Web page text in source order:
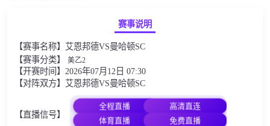
赛事说明
【赛事名称】艾恩邦德VS曼哈顿SC
【赛事分类】 美乙2
【开赛时间】2026年07月12日 07:30
【对阵双方】艾恩邦德VS曼哈顿SC
【直播信号】
全程直播
高清直连
体育直播
免费直播